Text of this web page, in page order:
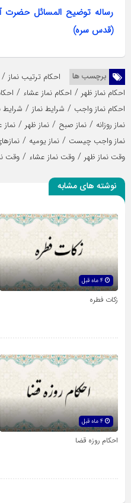
رساله توضیح المسائل حضرت
(قدس سره)
برچسب ها احکام ترتیب نماز /
احکام نماز ظهر / احکام نماز عشاء /
احکام نماز واجب / شرایط نماز / شرایط
نماز روزانه / نماز صبح / نماز ظهر /
نماز واجب چیست / نماز یومیه /
وقت نماز ظهر / وقت نماز عشاء / وقت
نوشته های مشابه
4 ماه قبل
زکات فطره
4 ماه قبل
احکام روزه قضا